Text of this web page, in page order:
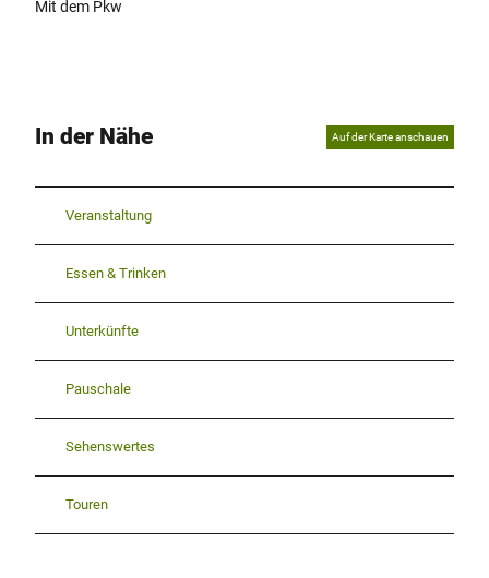
Mit dem Pkw
In der Nähe Auf der Karte anschauen
Veranstaltung
Essen & Trinken
Unterkünfte
Pauschale
Sehenswertes
Touren